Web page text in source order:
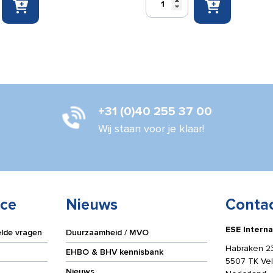
sticker
Verzamelplaats
+31 (0)40 255 37 00
Wij staan voor je klaar!
vragen
Nieuws
Duurzaamheid / MVO
EHBO & BHV kennisbank
ESE
Habraken
5507 TK